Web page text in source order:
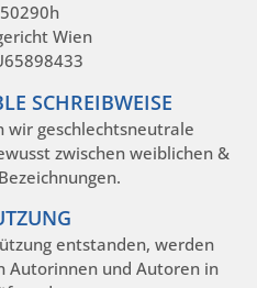
Wien
SCHREIBWEISE
wir geschlechtsneutrale
zwischen weiblichen &
entstanden, werden
Autorinnen und Autoren in